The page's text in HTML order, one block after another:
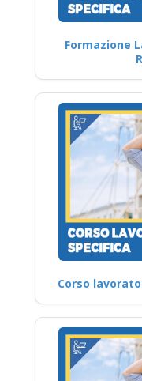
Formazione
Corso